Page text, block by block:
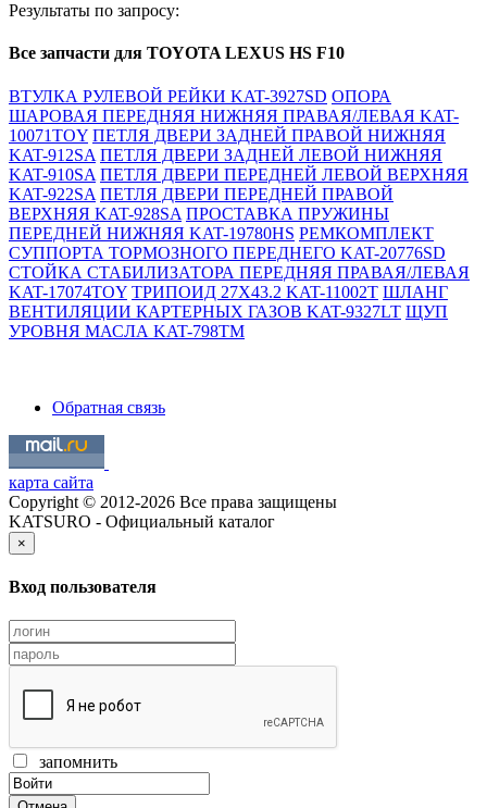
Результаты по запросу:
Все запчасти для TOYOTA LEXUS HS F10
ВТУЛКА РУЛЕВОЙ РЕЙКИ KAT-3927SD ОПОРА
ШАРОВАЯ ПЕРЕДНЯЯ НИЖНЯЯ ПРАВАЯ/ЛЕВАЯ KAT-
10071TOY ПЕТЛЯ ДВЕРИ ЗАДНЕЙ ПРАВОЙ НИЖНЯЯ
KAT-912SA ПЕТЛЯ ДВЕРИ ЗАДНЕЙ ЛЕВОЙ НИЖНЯЯ
KAT-910SA ПЕТЛЯ ДВЕРИ ПЕРЕДНЕЙ ЛЕВОЙ ВЕРХНЯЯ
KAT-922SA ПЕТЛЯ ДВЕРИ ПЕРЕДНЕЙ ПРАВОЙ
ВЕРХНЯЯ KAT-928SA ПРОСТАВКА ПРУЖИНЫ
ПЕРЕДНЕЙ НИЖНЯЯ KAT-19780HS РЕМКОМПЛЕКТ
СУППОРТА ТОРМОЗНОГО ПЕРЕДНЕГО KAT-20776SD
СТОЙКА СТАБИЛИЗАТОРА ПЕРЕДНЯЯ ПРАВАЯ/ЛЕВАЯ
KAT-17074TOY ТРИПОИД 27X43.2 KAT-11002T ШЛАНГ
ВЕНТИЛЯЦИИ КАРТЕРНЫХ ГАЗОВ KAT-9327LT ЩУП
УРОВНЯ МАСЛА KAT-798TM
Обратная связь
карта сайта
Copyright © 2012-2026 Все права защищены
KATSURO - Официальный каталог
×
Вход пользователя
запомнить